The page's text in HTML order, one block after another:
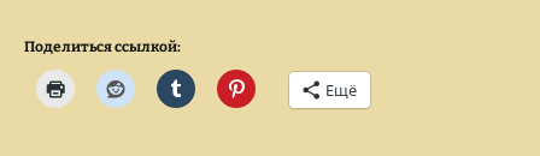
Поделиться ссылкой:
Ещё